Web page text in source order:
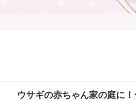
ウサギの赤ちゃん家の庭に